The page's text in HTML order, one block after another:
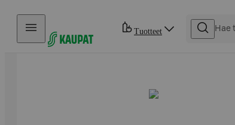
Hyppää sisältöön
Tuotteet